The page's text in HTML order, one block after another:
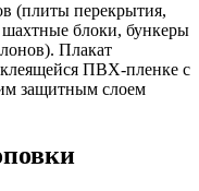
(плиты перекрытия,
блоки, бункеры
Плакат
ПВХ-пленке с
защитным слоем